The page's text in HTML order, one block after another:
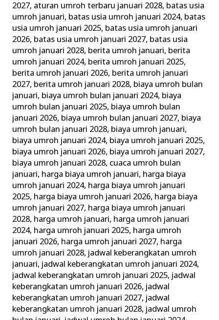
2027, aturan umroh terbaru januari 2028, batas usia
umroh januari, batas usia umroh januari 2024, batas
usia umroh januari 2025, batas usia umroh januari
2026, batas usia umroh januari 2027, batas usia
umroh januari 2028, berita umroh januari, berita
umroh januari 2024, berita umroh januari 2025,
berita umroh januari 2026, berita umroh januari
2027, berita umroh januari 2028, biaya umroh bulan
januari, biaya umroh bulan januari 2024, biaya
umroh bulan januari 2025, biaya umroh bulan
januari 2026, biaya umroh bulan januari 2027, biaya
umroh bulan januari 2028, biaya umroh januari,
biaya umroh januari 2024, biaya umroh januari 2025,
biaya umroh januari 2026, biaya umroh januari 2027,
biaya umroh januari 2028, cuaca umroh bulan
januari, harga biaya umroh januari, harga biaya
umroh januari 2024, harga biaya umroh januari
2025, harga biaya umroh januari 2026, harga biaya
umroh januari 2027, harga biaya umroh januari
2028, harga umroh januari, harga umroh januari
2024, harga umroh januari 2025, harga umroh
januari 2026, harga umroh januari 2027, harga
umroh januari 2028, jadwal keberangkatan umroh
januari, jadwal keberangkatan umroh januari 2024,
jadwal keberangkatan umroh januari 2025, jadwal
keberangkatan umroh januari 2026, jadwal
keberangkatan umroh januari 2027, jadwal
keberangkatan umroh januari 2028, jadwal umroh